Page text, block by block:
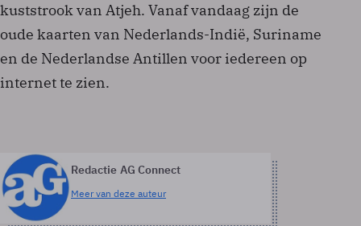
kuststrook van Atjeh. Vanaf vandaag zijn de
oude kaarten van Nederlands-Indië, Suriname
en de Nederlandse Antillen voor iedereen op
internet te zien.
Redactie AG Connect
Meer van deze auteur